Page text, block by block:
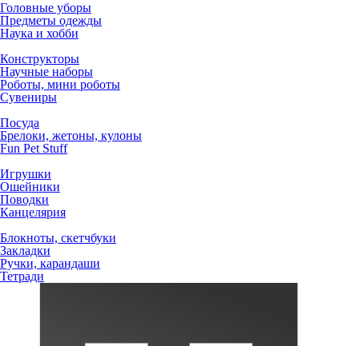
Головные уборы
Предметы одежды
Наука и хобби
Конструкторы
Научные наборы
Роботы, мини роботы
Сувениры
Посуда
Брелоки, жетоны, кулоны
Fun Pet Stuff
Игрушки
Ошейники
Поводки
Канцелярия
Блокноты, скетчбуки
Закладки
Ручки, карандаши
Тетради